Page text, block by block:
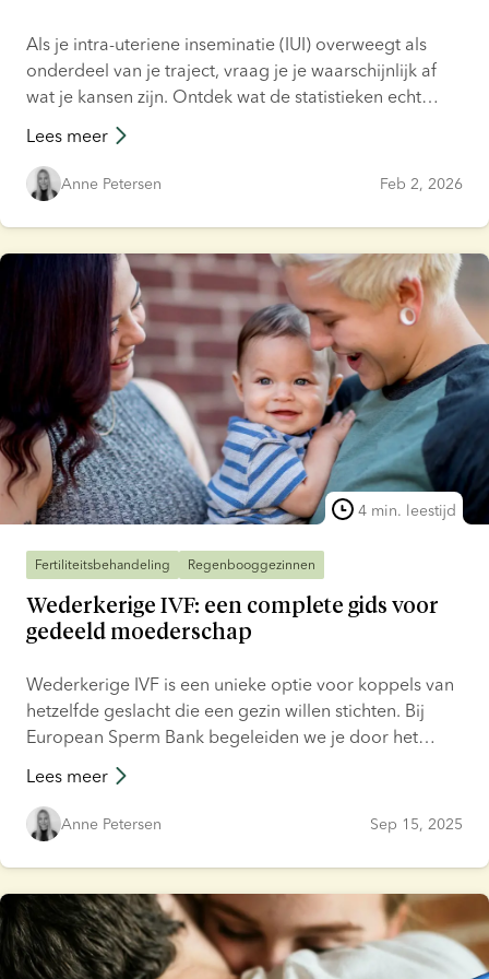
Als je intra-uteriene inseminatie (IUI) overweegt als
onderdeel van je traject, vraag je je waarschijnlijk af
wat je kansen zijn. Ontdek wat de statistieken echt
betekenen en leer welke factoren je IUI-behandeling
kunnen beïnvloeden.
Lees meer
Anne Petersen Feb 2, 2026
4 min. leestijd
Fertiliteitsbehandeling Regenbooggezinnen
Wederkerige IVF: een complete gids voor
gedeeld moederschap
Wederkerige IVF is een unieke optie voor koppels van
hetzelfde geslacht die een gezin willen stichten. Bij
European Sperm Bank begeleiden we je door het
proces en helpen we je de juiste spermadonor te
vinden.
Lees meer
Anne Petersen Sep 15, 2025